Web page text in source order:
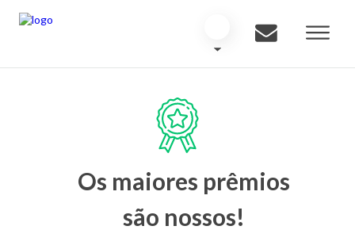
Os maiores prêmios
são nossos!